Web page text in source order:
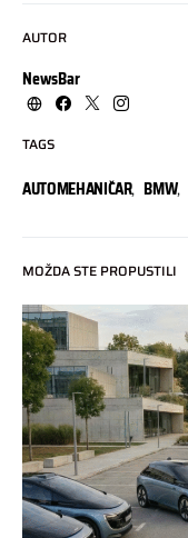
AUTOR
NewsBar
TAGS
AUTOMEHANIČAR, BMW,
MOŽDA STE PROPUSTILI